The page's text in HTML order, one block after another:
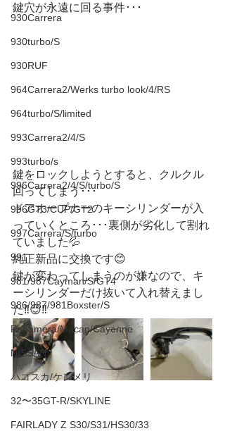
930Carrera
930turbo/S
930RUF
964Carrera2/Werks turbo look/4/RS
964turbo/S/limited
993Carrera2/4/S
993turbo/s
996Carrera2/4/S/turbo/S
996GT3/CUP/GT2
997Carrera/S/turbo
991
981/987Cayman/S/GT4
986/987/981Boxster/S
Panamera/Macan/Cayenne
NISSAN
ハコスカ/ケンメリ
32〜35GT-R/SKYLINE
FAIRLADY Z S30/S31/HS30/33
鍵穴が永遠に回る事件･･･
鍵をロックしようとすると、クルクル
回ってしまう･･･
ドアオープナーのキーシリンダーが入
っていくところ･･･裏側が劣化して割れ
ていました💦
純正新品に交換です😊
鍵が変わってしまうのが嫌なので、キ
ーシリンダーだけ抜いて入れ替えまし
た‼️😊‼️